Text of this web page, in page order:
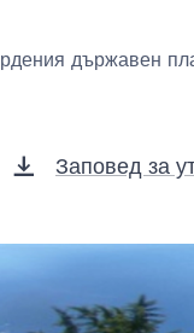
държавен
Заповед за